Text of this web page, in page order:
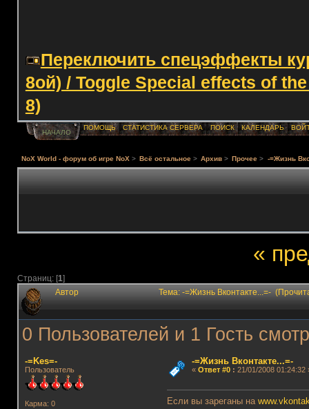
Переключить спецэффекты
8ой) / Toggle Special effects of
8)
НАЧАЛО
ПОМОЩЬ СТАТИСТИКА СЕРВЕРА ПОИСК КАЛЕНДАРЬ
NoX World - форум об игре NoX > Всё остальное > Архив > Прочее > -=Жизнь
«
Страниц: [1]
Автор Тема: -=Жизнь Вконтакте...=-
0 Пользователей и 1 Гость
-=Kes=-
Пользователь
Карма: 0
-=Жизнь Вконтакте...=-
« Ответ #0: 21/01/2008 01:24:32
Если вы зареганы на